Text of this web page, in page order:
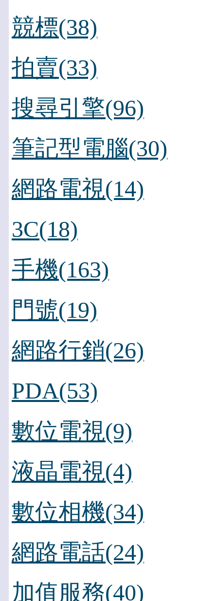
競標(38)
拍賣(33)
搜尋引擎(96)
筆記型電腦(30)
網路電視(14)
3C(18)
手機(163)
門號(19)
網路行銷(26)
PDA(53)
數位電視(9)
液晶電視(4)
數位相機(34)
網路電話(24)
加值服務(40)